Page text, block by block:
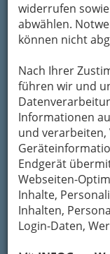
widerrufen
abwählen.
können nicht
Nach Ihrer
führen wir und
Informationen
und
Endgerät
Webseiten-
Inhalte,
Inhalten,
Login-Daten,
Als Adserver
bezeichnet,
Abwicklung von
übernehmen
der
die Zählung der
die Berechnung
AdView
Unter einem
Impression)
(z.B. eines
verstanden. Da
User gesehen